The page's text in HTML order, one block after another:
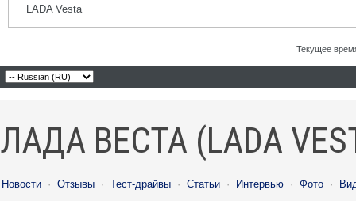
LADA Vesta
Текущее
ЛАДА ВЕСТА (LADA
Новости · Отзывы · Тест-драйвы · Статьи · Интервью · Фото ·